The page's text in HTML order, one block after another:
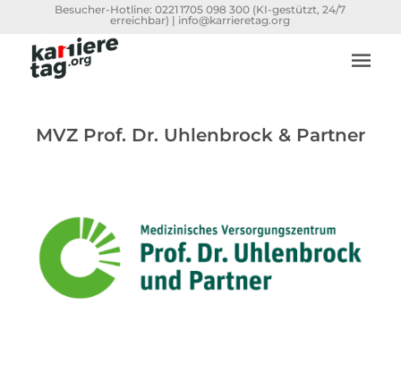
Besucher-Hotline:0221 1705 098 300 (KI-gestützt, 24/7
erreichbar) | info@karrieretag.org
MVZ Prof. Dr. Uhlenbrock & Partner